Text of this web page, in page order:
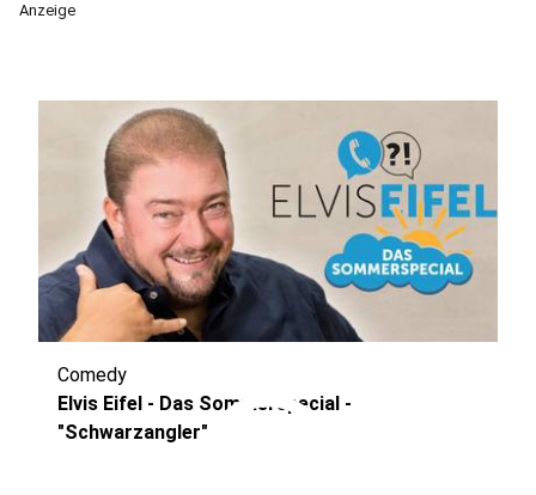
Anzeige
play_circle
Comedy
Elvis Eifel - Das Sommerspecial -
"Schwarzangler"